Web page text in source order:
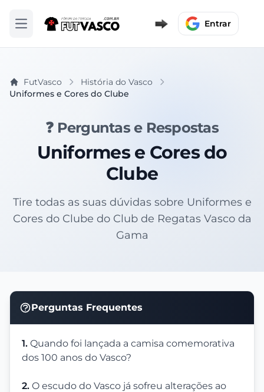
Abrir menu Entrar
FutVasco
História do Vasco
Uniformes e Cores do Clube
❓ Perguntas e Respostas
Uniformes e Cores do
Clube
Tire todas as suas dúvidas sobre Uniformes e
Cores do Clube do Club de Regatas Vasco da
Gama
Perguntas Frequentes
1. Quando foi lançada a camisa comemorativa
dos 100 anos do Vasco?
2. O escudo do Vasco já sofreu alterações ao